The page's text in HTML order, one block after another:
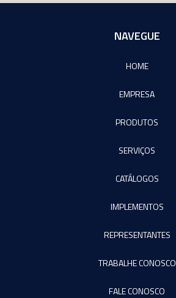
NAVEGUE
HOME
EMPRESA
PRODUTOS
SERVIÇOS
CATÁLOGOS
IMPLEMENTOS
REPRESENTANTES
TRABALHE CONOSCO
FALE CONOSCO